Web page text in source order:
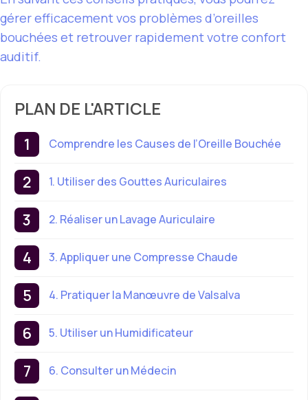
gérer efficacement vos problèmes d’oreilles
bouchées et retrouver rapidement votre confort
auditif.
PLAN DE L'ARTICLE
Comprendre les Causes de l’Oreille Bouchée
1. Utiliser des Gouttes Auriculaires
2. Réaliser un Lavage Auriculaire
3. Appliquer une Compresse Chaude
4. Pratiquer la Manœuvre de Valsalva
5. Utiliser un Humidificateur
6. Consulter un Médecin